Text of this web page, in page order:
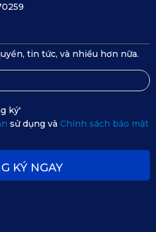
hiện đại mang lại nhiều trải
tuyệt vời
kế đa dạng, Camera hành trình
tin tức, và nhiều hơn nữa.
ký'
sử dụng và Chính sách bảo mật
KÝ NGAY